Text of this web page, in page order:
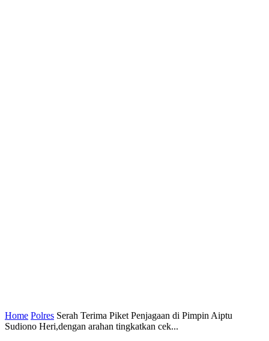
Home Polres Serah Terima Piket Penjagaan di Pimpin Aiptu
Sudiono Heri,dengan arahan tingkatkan cek...